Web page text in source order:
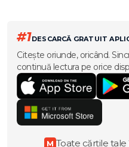
#1DESCARCĂ GRATUIT
Citește oriunde, oricând.
continuă lectura pe orice
M Toate cărțile